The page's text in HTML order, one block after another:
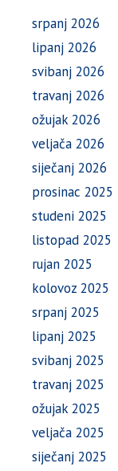
srpanj 2026
lipanj 2026
svibanj 2026
travanj 2026
ožujak 2026
veljača 2026
siječanj 2026
prosinac 2025
studeni 2025
listopad 2025
rujan 2025
kolovoz 2025
srpanj 2025
lipanj 2025
svibanj 2025
travanj 2025
ožujak 2025
veljača 2025
siječanj 2025